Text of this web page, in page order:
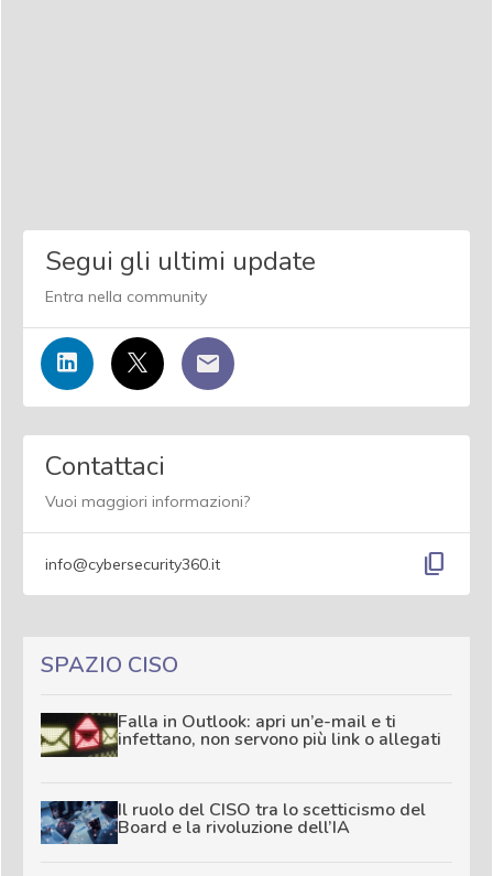
Segui gli ultimi update
Entra nella community
Contattaci
Vuoi maggiori informazioni?
info@cybersecurity360.it content_copy
SPAZIO CISO
Falla in Outlook: apri un’e-mail e ti
infettano, non servono più link o allegati
Il ruolo del CISO tra lo scetticismo del
Board e la rivoluzione dell’IA